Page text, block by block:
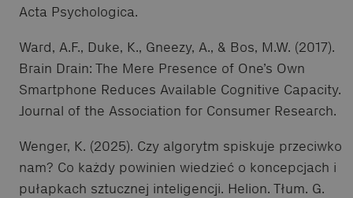
Acta Psychologica.
Ward, A.F., Duke, K., Gneezy, A., & Bos, M.W. (2017).
Brain Drain: The Mere Presence of One’s Own
Smartphone Reduces Available Cognitive Capacity.
Journal of the Association for Consumer Research.
Wenger, K. (2025). Czy algorytm spiskuje przeciwko
nam? Co każdy powinien wiedzieć o koncepcjach i
pułapkach sztucznej inteligencji. Helion. Tłum. G.